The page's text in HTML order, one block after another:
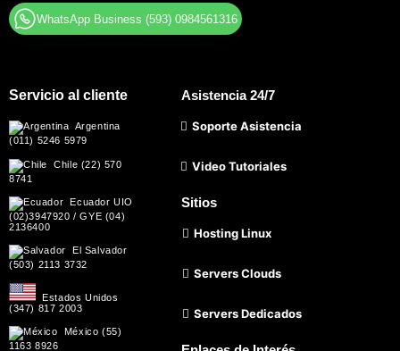
WhatsApp Business (593) 0984561316
Servicio al cliente
Argentina
(011) 5246 5979
Chile (22) 570
8741
Ecuador UIO
(02)3947920 / GYE (04)
2136400
El Salvador
(503) 2113 3732
Estados Unidos
(347) 817 2003
México (55)
1163 8926
Asistencia 24/7
Soporte Asistencia
Video Tutoriales
Sitios
Hosting Linux
Servers Clouds
Servers Dedicados